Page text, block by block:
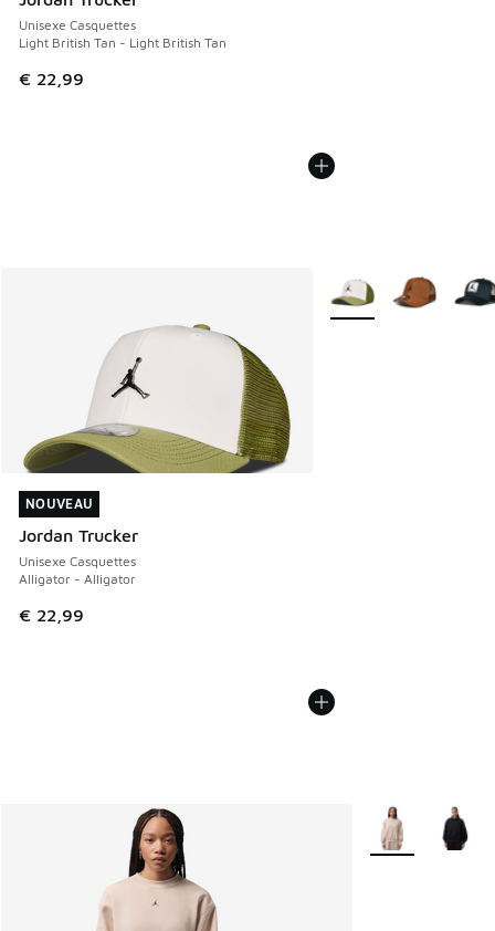
Unisexe Casquettes
Light British Tan - Light British Tan
€ 22,99
NOUVEAU
Jordan Trucker
Unisexe Casquettes
Alligator - Alligator
€ 22,99
NOUVEAU
Plus de couleurs
Plus de couleurs